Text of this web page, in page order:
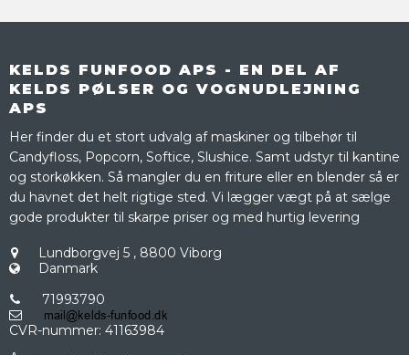
KELDS FUNFOOD APS - EN DEL AF
KELDS PØLSER OG VOGNUDLEJNING
APS
Her finder du et stort udvalg af maskiner og tilbehør til
Candyfloss, Popcorn, Softice, Slushice. Samt udstyr til kantine
og storkøkken. Så mangler du en friture eller en blender så er
du havnet det helt rigtige sted. Vi lægger vægt på at sælge
gode produkter til skarpe priser og med hurtig levering
Lundborgvej 5 , 8800 Viborg
Danmark
71993790
CVR-nummer: 41163984